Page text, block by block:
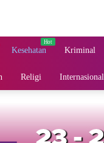
Kesehatan Kriminal
Religi Internasional